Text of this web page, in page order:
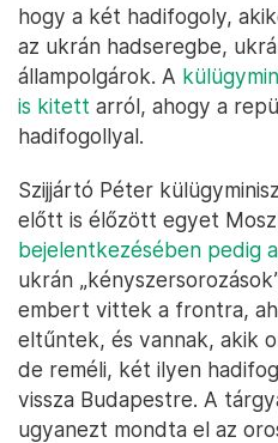
hogy a két hadifogoly,
az ukrán hadseregbe,
állampolgárok. A
is kitett arról, ahogy a
hadifogollyal.
Szijjártó Péter
előtt is élőzött egyet
bejelentkezésében pedig
ukrán
embert vittek a frontra,
eltűntek, és vannak, akik
de reméli, két ilyen
vissza Budapestre. A
ugyanezt mondta el az